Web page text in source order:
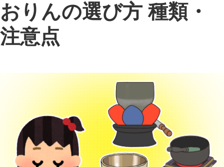
おりんの選び方 種類・
注意点